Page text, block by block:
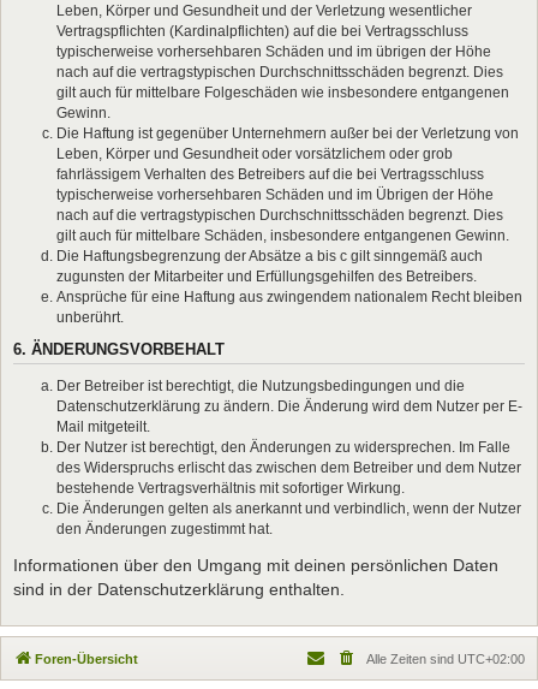
Leben, Körper und Gesundheit und der Verletzung wesentlicher
Vertragspflichten (Kardinalpflichten) auf die bei Vertragsschluss
typischerweise vorhersehbaren Schäden und im übrigen der Höhe
nach auf die vertragstypischen Durchschnittsschäden begrenzt. Dies
gilt auch für mittelbare Folgeschäden wie insbesondere entgangenen
Gewinn.
Die Haftung ist gegenüber Unternehmern außer bei der Verletzung von
Leben, Körper und Gesundheit oder vorsätzlichem oder grob
fahrlässigem Verhalten des Betreibers auf die bei Vertragsschluss
typischerweise vorhersehbaren Schäden und im Übrigen der Höhe
nach auf die vertragstypischen Durchschnittsschäden begrenzt. Dies
gilt auch für mittelbare Schäden, insbesondere entgangenen Gewinn.
Die Haftungsbegrenzung der Absätze a bis c gilt sinngemäß auch
zugunsten der Mitarbeiter und Erfüllungsgehilfen des Betreibers.
Ansprüche für eine Haftung aus zwingendem nationalem Recht bleiben
unberührt.
6. ÄNDERUNGSVORBEHALT
Der Betreiber ist berechtigt, die Nutzungsbedingungen und die
Datenschutzerklärung zu ändern. Die Änderung wird dem Nutzer per E-
Mail mitgeteilt.
Der Nutzer ist berechtigt, den Änderungen zu widersprechen. Im Falle
des Widerspruchs erlischt das zwischen dem Betreiber und dem Nutzer
bestehende Vertragsverhältnis mit sofortiger Wirkung.
Die Änderungen gelten als anerkannt und verbindlich, wenn der Nutzer
den Änderungen zugestimmt hat.
Informationen über den Umgang mit deinen persönlichen Daten
sind in der Datenschutzerklärung enthalten.
Foren-Übersicht Alle Zeiten sind UTC+02:00